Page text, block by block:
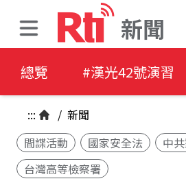
新聞
總覽 #漢光42號演習
::: / 新聞
間諜活動
國家安全法 中
台灣高等檢察署